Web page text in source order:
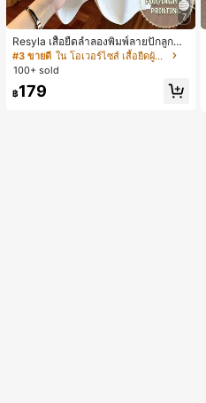
7
Resyla เสื้อยืดลำลองพิมพ์ลายปักลูกปัด
รูปโบว์ขนาดใหญ่สำหรับผู้หญิง
#3 ขายดี
ใน โอเวอร์ไซส์ เสื้อยืดผู้หญิง
100+ sold
฿179